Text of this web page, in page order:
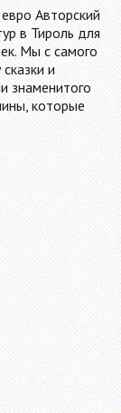
Авторский
в Тироль для
Мы с самого
и
знаменитого
которые